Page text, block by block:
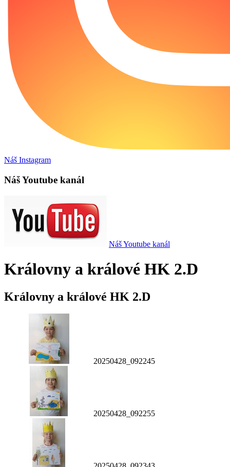
Náš Instagram
Náš Youtube kanál
Náš Youtube kanál
Královny a králové HK 2.D
Královny a králové HK 2.D
20250428_092245
20250428_092255